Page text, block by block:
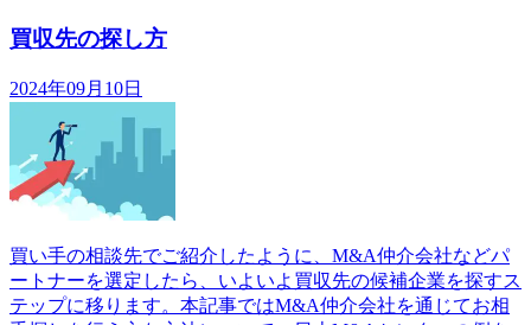
買収先の探し方
2024年09月10日
買い手の相談先でご紹介したように、M&A仲介会社などパ
ートナーを選定したら、いよいよ買収先の候補企業を探すス
テップに移ります。本記事ではM&A仲介会社を通じてお相